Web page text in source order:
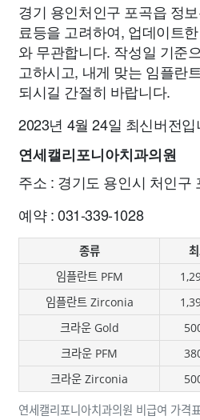
경기 용인처인구 포곡읍 정
료등을 고려하여, 업데이트
와 무관합니다. 작성일 기준
고하시고, 내게 맞는 임플란
되시길 간절히 바랍니다.
2023년 4월 24일 최신버전
연세캘리포니아치과의원
주소 : 경기도 용인시 처인구
예약 : 031-339-1028
연세캘리포니아치과의원 비급여 가격
종류
임플란트 PFM
임플란트 Zirconia
크라운 Gold
크라운 PFM
크라운 Zirconia